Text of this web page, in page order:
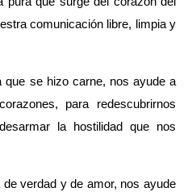
comunicación libre, limpia y
que se hizo carne, nos ayude a
para redescubrirnos
la hostilidad que nos
verdad y de amor, nos ayude